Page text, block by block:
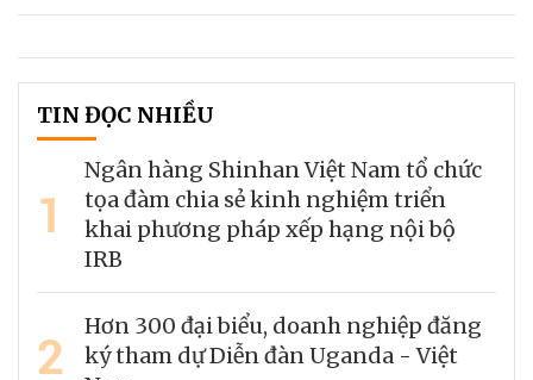
TIN ĐỌC NHIỀU
1
Ngân hàng Shinhan Việt Nam tổ chức
tọa đàm chia sẻ kinh nghiệm triển
khai phương pháp xếp hạng nội bộ
IRB
2
Hơn 300 đại biểu, doanh nghiệp đăng
ký tham dự Diễn đàn Uganda - Việt